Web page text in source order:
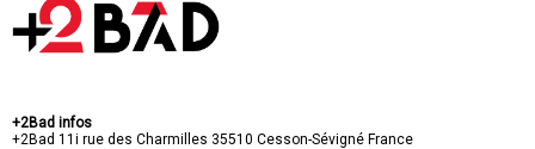
+2Bad infos
+2Bad 11i rue des Charmilles 35510 Cesson-Sévigné France